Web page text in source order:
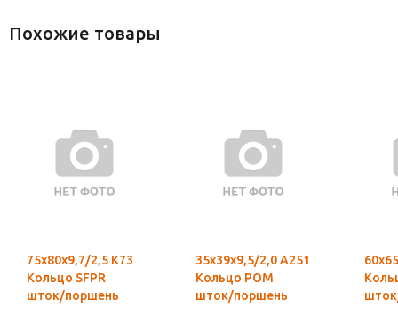
Похожие товары
75х80х9,7/2,5 К73
Кольцо SFPR
шток/поршень
35х39х9,5/2,0 А251
Кольцо POM
шток/поршень